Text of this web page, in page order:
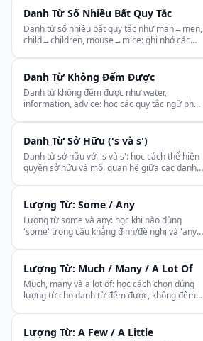
Danh Từ Số Nhiều Bất Quy Tắc
Danh từ số nhiều bất quy tắc như man→men,
child→children, mouse→mice: ghi nhớ các
Danh Từ Không Đếm Được
Danh từ không đếm được như water,
information, advice: học các quy tắc ngữ pháp
thường gặp.
Danh Từ Sở Hữu ('s và s')
Danh từ sở hữu với 's và s': học cách thể hiện
quyền sở hữu và mối quan hệ giữa các danh
Lượng Từ: Some / Any
Lượng từ some và any: học khi nào dùng
'some' trong câu khẳng định/đề nghị và 'any'
Lượng Từ: Much / Many / A Lot Of
Much, many và a lot of: học cách chọn đúng
lượng từ cho danh từ đếm được, không đếm
Lượng Từ: A Few / A Little